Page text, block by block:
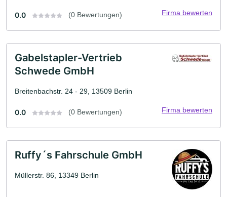
0.0 (0 Bewertungen) Firma bewerten
Gabelstapler-Vertrieb
Schwede GmbH
Breitenbachstr. 24 - 29, 13509 Berlin
0.0 (0 Bewertungen) Firma bewerten
Ruffy´s Fahrschule GmbH
Müllerstr. 86, 13349 Berlin